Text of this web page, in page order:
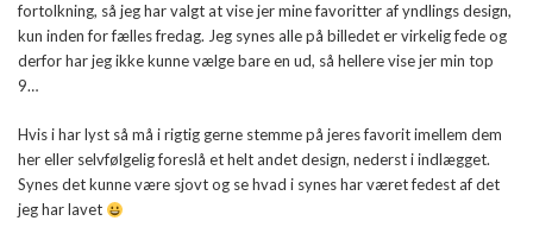
fortolkning, så jeg har valgt at vise jer mine favoritter af yndlings design,
kun inden for fælles fredag. Jeg synes alle på billedet er virkelig fede og
derfor har jeg ikke kunne vælge bare en ud, så hellere vise jer min top
9…
Hvis i har lyst så må i rigtig gerne stemme på jeres favorit imellem dem
her eller selvfølgelig foreslå et helt andet design, nederst i indlægget.
Synes det kunne være sjovt og se hvad i synes har været fedest af det
jeg har lavet